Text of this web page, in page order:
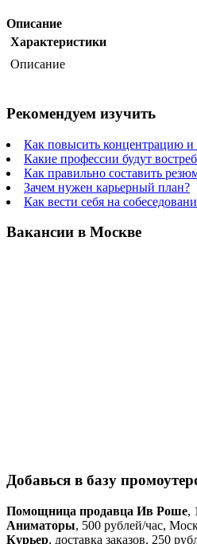
Описание
Характеристики
Описание
Рекомендуем изучить
Как повысить концентрацию и
Какие профессии будут
Как правильно составить
Зачем нужен карьерный план?
Как вести себя на
Вакансии в Москве
Добавься в базу
Помощница продавца Ив Роше,
Аниматоры, 500 рублей/час,
Курьер, доставка заказов, 250